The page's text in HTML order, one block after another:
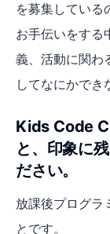
を募集している
お手伝いをす
義、活動に関わ
してなにかでき
Kids Code
と、印象に
ださい。
放課後プログラ
とです。